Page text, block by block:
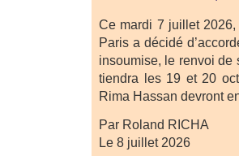
Ce mardi 7 juillet
Paris a décidé
insoumise, le renvoi de
tiendra les 19 et 20
Rima Hassan devront
Par Roland RICHA
Le 8 juillet 2026